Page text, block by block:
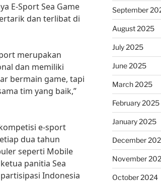
E-Sport Sea Game
dan terlibat di
merupakan
dan memiliki
bermain game, tapi
tim yang baik,”
e-sport
dua tahun
seperti Mobile
panitia Sea
Indonesia
September
August 2025
July 2025
June 2025
March 2025
February 2025
January 2025
December
November
October 2024